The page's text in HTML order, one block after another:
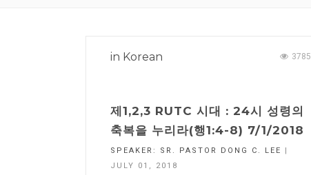
in Korean 3785
제1,2,3 RUTC 시대 : 24시 성령의
축복을 누리라(행1:4-8) 7/1/2018
SPEAKER: SR. PASTOR DONG C. LEE
|
JULY 01, 2018